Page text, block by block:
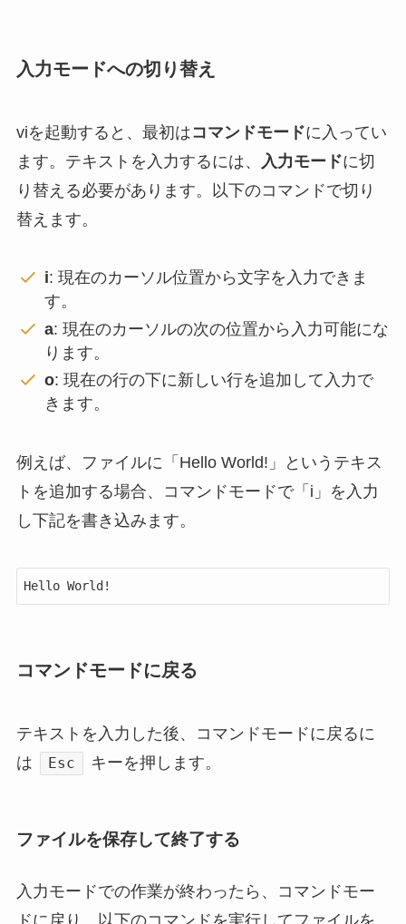
入力モードへの切り替え
viを起動すると、最初はコマンドモードに入ってい
ます。 テキストを入力するには、 入力モードに切
り替える必要があります。
以下のコマンドで切り
替えます。
i: 現在のカーソル位置から文字を入力できま
す。
a: 現在のカーソルの次の位置から入力可能にな
ります。
o: 現在の行の下に新しい行を追加して入力で
きます。
例えば、ファイルに「Hello World!」というテキス
トを追加する場合、
コマンドモードで「i」を入力
し下記を書き込みます。
Hello World!
コマンドモードに戻る
テキストを入力した後、コマンドモードに戻るに
は
Esc キーを押します。
ファイルを保存して終了する
入力モードでの作業が終わったら、コマンドモー